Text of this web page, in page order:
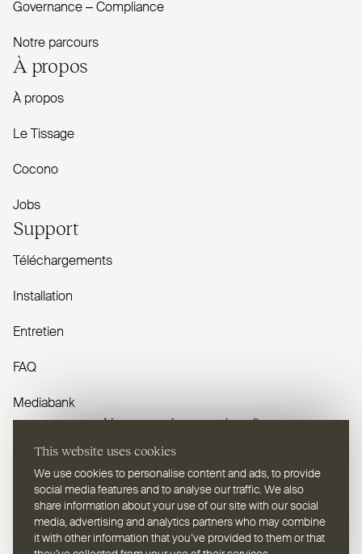
This website uses cookies
We use cookies to personalise content and ads, to provide
social media features and to analyse our traffic. We also
share information about your use of our site with our social
media, advertising and analytics partners who may combine
it with other information that you’ve provided to them or that
Governance – Com­pliance
Notre parcours
À propos
À propos
Le Tissage
Cocono
Jobs
Support
Téléchargements
Installation
Entretien
FAQ
Mediabank
Vous avez des questions ?